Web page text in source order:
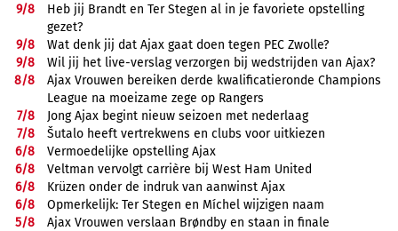
9/8
Heb jij Brandt en Ter Stegen al in je favoriete opstelling
gezet?
9/8
Wat denk jij dat Ajax gaat doen tegen PEC Zwolle?
9/8
Wil jij het live-verslag verzorgen bij wedstrijden van Ajax?
8/8
Ajax Vrouwen bereiken derde kwalificatieronde Champions
League na moeizame zege op Rangers
7/8
Jong Ajax begint nieuw seizoen met nederlaag
7/8
Šutalo heeft vertrekwens en clubs voor uitkiezen
6/8
Vermoedelijke opstelling Ajax
6/8
Veltman vervolgt carrière bij West Ham United
6/8
Krüzen onder de indruk van aanwinst Ajax
6/8
Opmerkelijk: Ter Stegen en Míchel wijzigen naam
5/8
Ajax Vrouwen verslaan Brøndby en staan in finale